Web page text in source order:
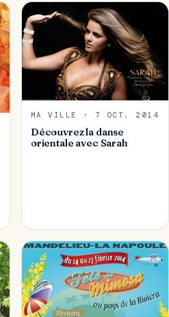
MA VILLE · 7 OCT. 2014
Découvrez la danse
orientale avec Sarah